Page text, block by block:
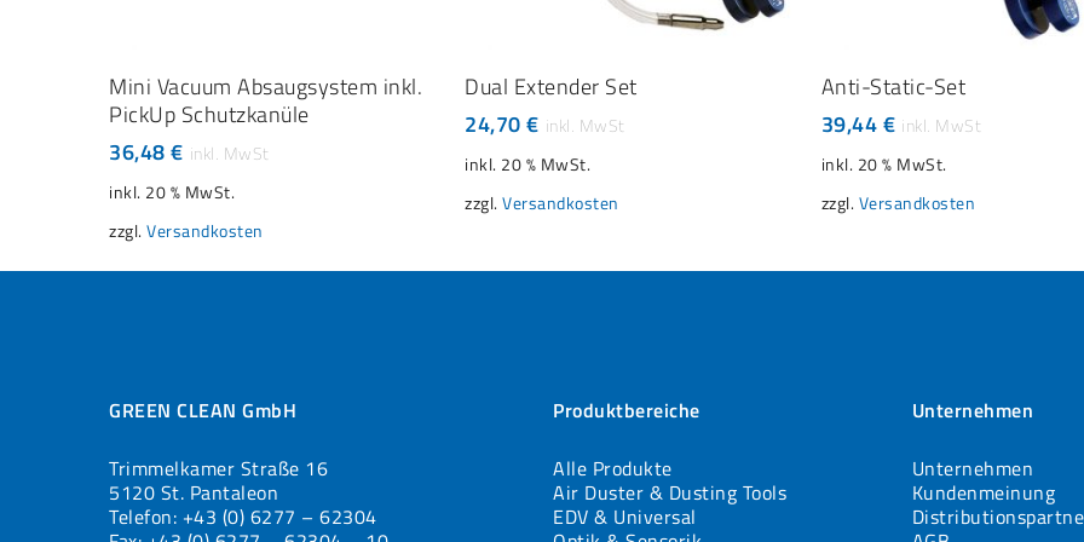
IN DEN WARENKORB
Mini Vacuum Absaugsystem inkl.
PickUp Schutzkanüle
36,48€
inkl. 20 % MwSt.
zzgl. Versandkosten
IN DEN WARENKORB
Dual Extender Set
24,70€
inkl. 20 % MwSt.
zzgl.Versandkosten
IN DEN WARENKORB
Anti-Static-Set
39,44€
inkl. 20 % MwSt.
zzgl. Versandkosten
GREEN CLEAN GmbH
Trimmelkamer Straße 16
5120 St. Pantaleon
Telefon: +43 (0) 6277 – 62304
Produktbereiche
Alle Produkte
Air Duster & Dusting Tools
EDV & Universal
Unternehmen
Unternehmen
Kundenmeinung